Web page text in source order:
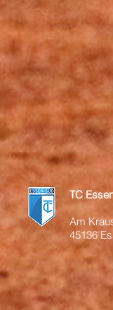
TC
Am
45136